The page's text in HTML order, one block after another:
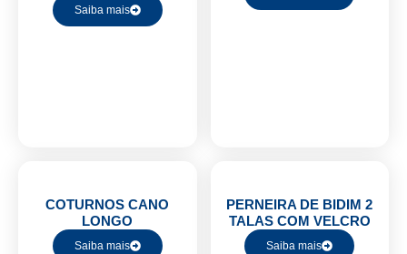
Saiba mais
COTURNOS CANO
LONGO
Saiba mais
PERNEIRA DE BIDIM 2
TALAS COM VELCRO
Saiba mais